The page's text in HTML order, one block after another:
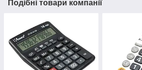
Подібні товари компанії